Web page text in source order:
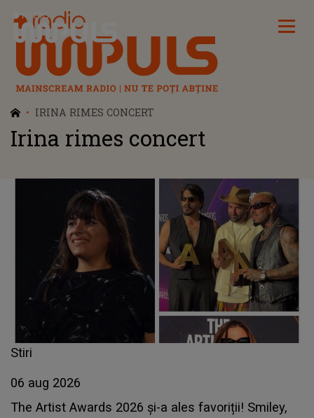
Radio Impuls
IRINA RIMES CONCERT
Irina rimes concert
Stiri
06 aug 2026
The Artist Awards 2026 și-a ales favoriții! Smiley,